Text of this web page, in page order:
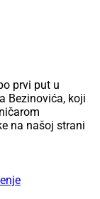
prvi put u
Bezinovića, koji
na našoj strani